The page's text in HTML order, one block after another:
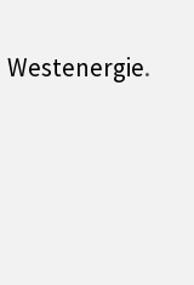
Westenergie.